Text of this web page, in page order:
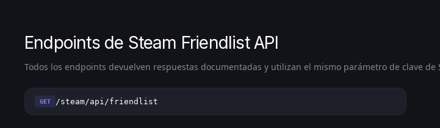
Endpoints de Steam Friendlist API
Todos los endpoints devuelven respuestas documentadas y utilizan el mismo parámetro de clave de
GET /steam/api/friendlist